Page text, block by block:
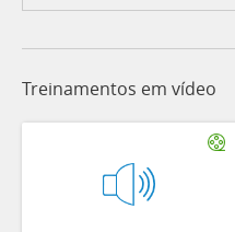
Treinamentos em vídeo